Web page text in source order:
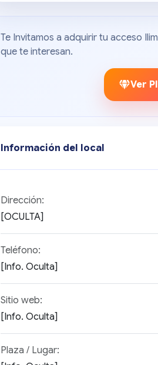
Te Invitamos a adquirir tu acceso
que te interesan.
Ver
Información del local
Dirección:
[OCULTA]
Teléfono:
[Info. Oculta]
Sitio web:
[Info. Oculta]
Plaza / Lugar: